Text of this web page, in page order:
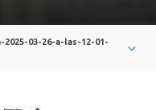
03-26-a-las-12-01-